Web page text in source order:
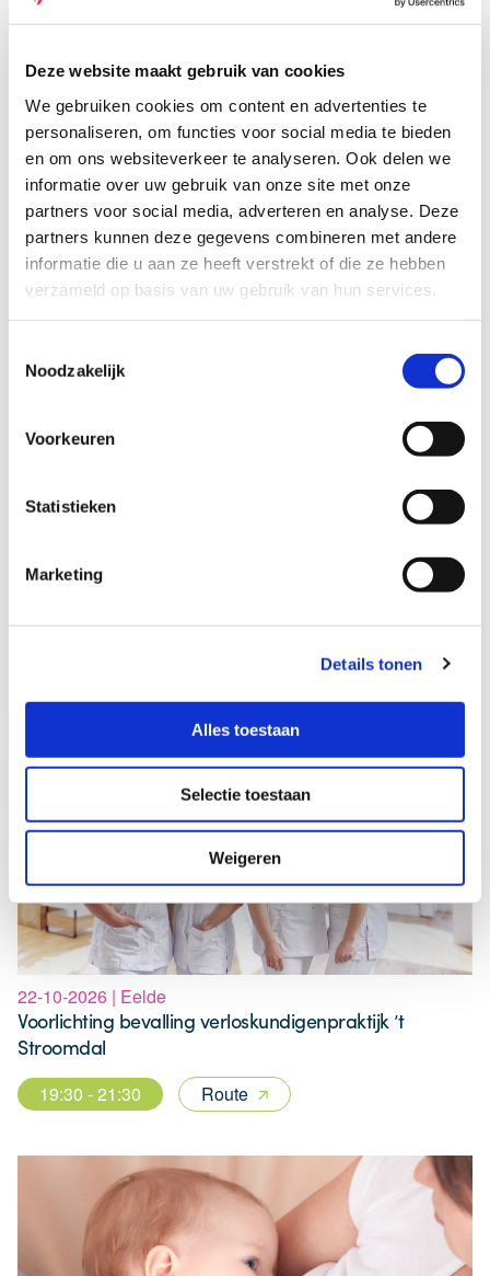
Deze website maakt gebruik van cookies
We gebruiken cookies om content en advertenties te
personaliseren, om functies voor social media te bieden
en om ons websiteverkeer te analyseren. Ook delen we
informatie over uw gebruik van onze site met onze
partners voor social media, adverteren en analyse. Deze
partners kunnen deze gegevens combineren met andere
informatie die u aan ze heeft verstrekt of die ze hebben
verzameld op basis van uw gebruik van hun services.
Noodzakelijk
Voorkeuren
Statistieken
Marketing
Details tonen
Alles toestaan
Selectie toestaan
Weigeren
20-10-2026 |
Borstvoedingsvoorlichting digitaal
19:30 - 21:30 Route
Borstvoedingsvoorlichting Veendam
22-10-2026 | Eelde
Voorlichting bevalling verloskundigenpraktijk ’t
Stroomdal
19:30 - 21:30 Route